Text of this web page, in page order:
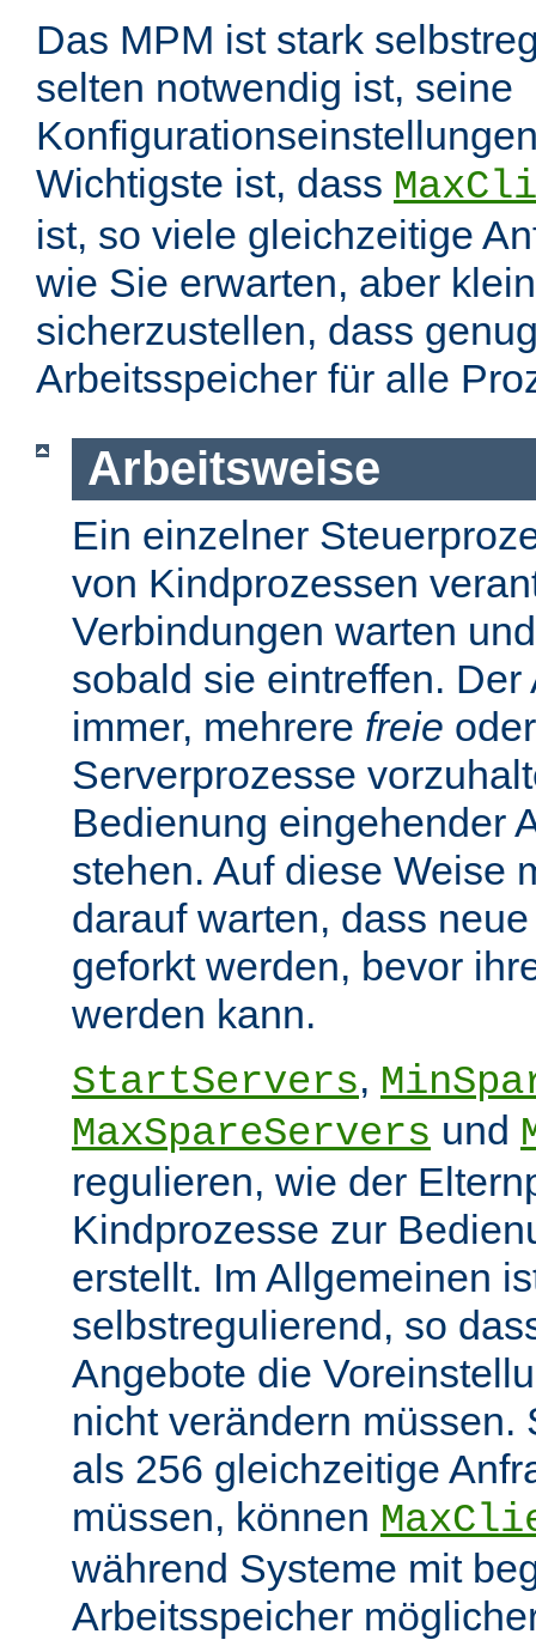
Das MPM ist stark
selten notwendig ist, seine
Wichtigste ist, dass
ist, so viele gleichzeitige
wie Sie erwarten, aber
sicherzustellen, dass
Arbeitsspeicher für alle
Arbeitsweise
Ein einzelner
von Kindprozessen
Verbindungen warten
sobald sie eintreffen.
immer, mehrere freie
Serverprozesse
Bedienung eingehender
stehen. Auf diese Weise
darauf warten, dass
geforkt werden, bevor
werden kann.
StartServers,
MaxSpareServers und
regulieren, wie der
Kindprozesse zur
erstellt. Im Allgemeinen
selbstregulierend, so
Angebote die
nicht verändern müssen.
als 256 gleichzeitige
müssen, können
während Systeme mit
Arbeitsspeicher